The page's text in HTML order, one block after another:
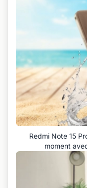
Redmi Note 15
moment